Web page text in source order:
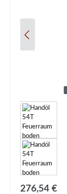
Regulärer Preis:
276,54 €